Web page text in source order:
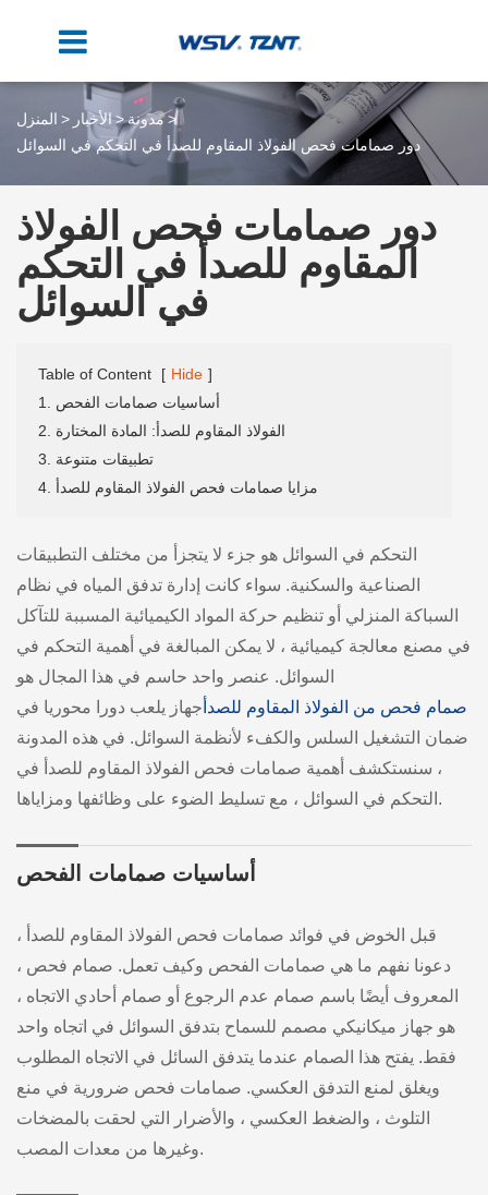
المنزل الأخبار
مدونة
دور صمامات فحص الفولاذ المقاوم للصدأ في التحكم في السوائل
دور صمامات فحص الفولاذ
المقاوم للصدأ في التحكم
في السوائل
Table of Content [ Hide ]
1. أساسيات صمامات الفحص
2. الفولاذ المقاوم للصدأ: المادة المختارة
3. تطبيقات متنوعة
4. مزايا صمامات فحص الفولاذ المقاوم للصدأ
التحكم في السوائل هو جزء لا يتجزأ من مختلف التطبيقات
الصناعية والسكنية. سواء كانت إدارة تدفق المياه في نظام
السباكة المنزلي أو تنظيم حركة المواد الكيميائية المسببة للتآكل
في مصنع معالجة كيميائية ، لا يمكن المبالغة في أهمية التحكم في
السوائل. عنصر واحد حاسم في هذا المجال هو
صمام فحص من الفولاذ المقاوم للصدأ جهاز يلعب دورا محوريا في
ضمان التشغيل السلس والكفء لأنظمة السوائل. في هذه المدونة
، سنستكشف أهمية صمامات فحص الفولاذ المقاوم للصدأ في
التحكم في السوائل ، مع تسليط الضوء على وظائفها ومزاياها.
أساسيات صمامات الفحص
قبل الخوض في فوائد صمامات فحص الفولاذ المقاوم للصدأ ،
دعونا نفهم ما هي صمامات الفحص وكيف تعمل. صمام فحص ،
المعروف أيضًا باسم صمام عدم الرجوع أو صمام أحادي الاتجاه ،
هو جهاز ميكانيكي مصمم للسماح بتدفق السوائل في اتجاه واحد
فقط. يفتح هذا الصمام عندما يتدفق السائل في الاتجاه المطلوب
ويغلق لمنع التدفق العكسي. صمامات فحص ضرورية في منع
التلوث ، والضغط العكسي ، والأضرار التي لحقت بالمضخات
وغيرها من معدات المصب.